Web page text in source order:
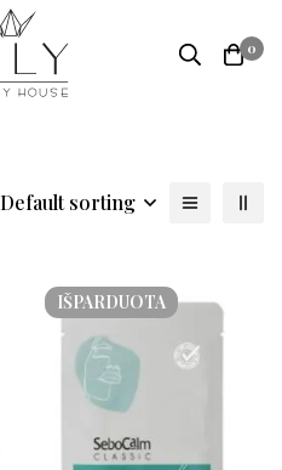
0
Default sorting
IŠPARDUOTA